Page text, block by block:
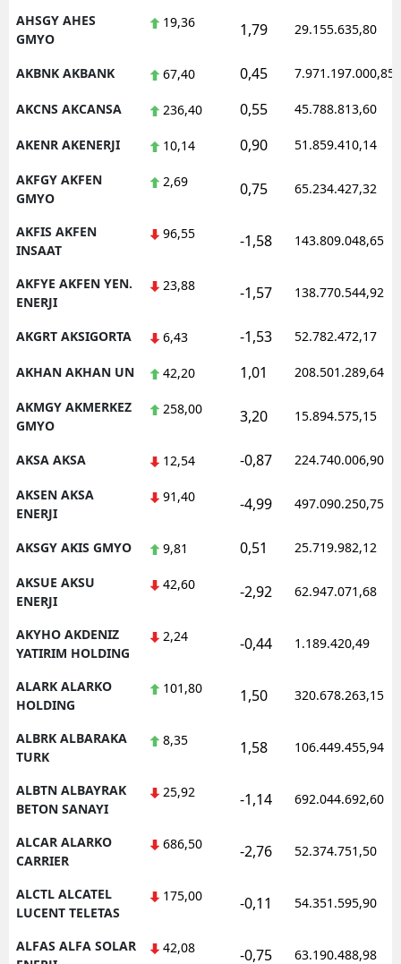
Kütahya
Kahramanmaraş
Nevşehir
Niğde
Ordu
Rize
Sinop
Sivas
Trabzon
Uşak
AHSGY AHES
GMYO
19,36 1,79 29.155.635,80
AKBNK AKBANK 67,40 0,45 7.971.197.000,85
AKCNS AKCANSA 236,40 0,55 45.788.813,60
AKENR AKENERJI 10,14 0,90 51.859.410,14
AKFGY AKFEN
GMYO
2,69 0,75 65.234.427,32
AKFIS AKFEN
INSAAT
96,55 -1,58 143.809.048,65
AKFYE AKFEN YEN.
ENERJI
23,88 -1,57 138.770.544,92
AKGRT AKSIGORTA 6,43 -1,53 52.782.472,17
AKHAN AKHAN UN 42,20 1,01 208.501.289,64
AKMGY AKMERKEZ
GMYO
258,00 3,20 15.894.575,15
AKSA AKSA 12,54 -0,87 224.740.006,90
AKSEN AKSA
ENERJI
91,40 -4,99 497.090.250,75
AKSGY AKIS GMYO 9,81 0,51 25.719.982,12
AKSUE AKSU
ENERJI
42,60 -2,92 62.947.071,68
AKYHO AKDENIZ
YATIRIM HOLDING
2,24 -0,44 1.189.420,49
ALARK ALARKO
HOLDING
101,80 1,50 320.678.263,15
ALBRK ALBARAKA
TURK
8,35 1,58 106.449.455,94
ALBTN ALBAYRAK
BETON SANAYI
25,92 -1,14 692.044.692,60
ALCAR ALARKO
CARRIER
686,50 -2,76 52.374.751,50
ALCTL ALCATEL
LUCENT TELETAS
175,00 -0,11 54.351.595,90
ALFAS ALFA SOLAR
42,08 -0,75 63.190.488,98